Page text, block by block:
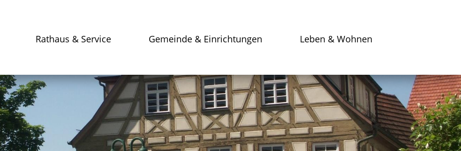
Rathaus & Service Gemeinde & Einrichtungen Leben & Wohnen